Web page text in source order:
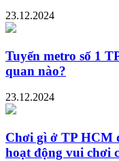
23.12.2024
Tuyến metro số 1
quan nào?
23.12.2024
Chơi gì ở TP HCM
hoạt động vui chơi